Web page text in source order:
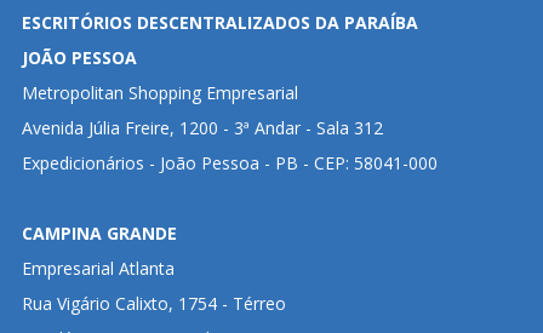
ESCRITÓRIOS DESCENTRALIZADOS DA PARAÍBA
JOÃO PESSOA
Metropolitan Shopping Empresarial
Avenida Júlia Freire, 1200 - 3ª Andar - Sala 312
Expedicionários - João Pessoa - PB - CEP: 58041-000
CAMPINA GRANDE
Empresarial Atlanta
Rua Vigário Calixto, 1754 - Térreo